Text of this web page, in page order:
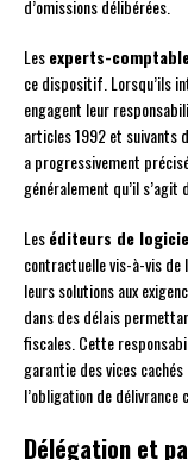
d’omissions délibérées.
Lesexperts-
ce dispositif. Lorsqu’ils
engagent leur
articles 1992 et suivants
a progressivement
généralement qu’il s’agit
Leséditeurs de
contractuelle vis-à-vis
leurs solutions aux
dans des délais
fiscales. Cette
garantie des vices
l’obligation de
Délégation et